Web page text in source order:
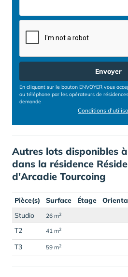
Envoyer
En cliquant sur le bouton ENVOYER vous
ou téléphone par les opérateurs de
demande
Conditions
Autres lots disponibles
dans la résidence
d'Arcadie Tourcoing
Pièce(s) Surface Étage
Studio
26 m2
T2
41 m2
T3
59 m2